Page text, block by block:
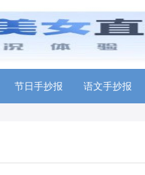
节日手抄报 语文手抄报